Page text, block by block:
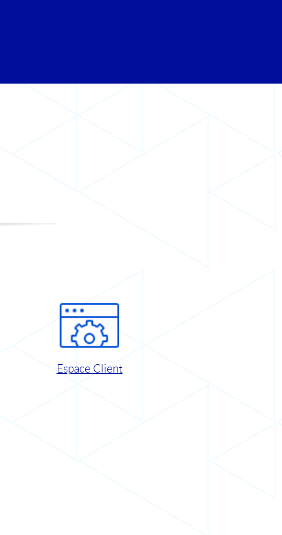
Espace Client